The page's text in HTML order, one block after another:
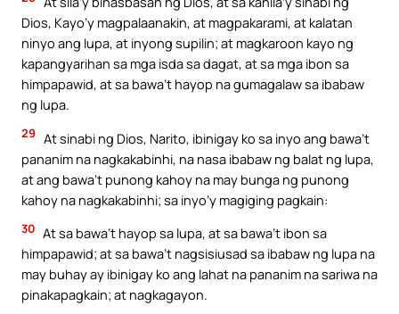
Dios, Kayo’y magpalaanakin, at magpakarami, at kalatan
ninyo ang lupa, at inyong supilin; at magkaroon kayo ng
kapangyarihan sa mga isda sa dagat, at sa mga ibon sa
himpapawid, at sa bawa’t hayop na gumagalaw sa ibabaw
ng lupa.
29 At sinabi ng Dios, Narito, ibinigay ko sa inyo ang bawa’t
pananim na nagkakabinhi, na nasa ibabaw ng balat ng lupa,
at ang bawa’t punong kahoy na may bunga ng punong
kahoy na nagkakabinhi; sa inyo’y magiging pagkain:
30 At sa bawa’t hayop sa lupa, at sa bawa’t ibon sa
himpapawid; at sa bawa’t nagsisiusad sa ibabaw ng lupa na
may buhay ay ibinigay ko ang lahat na pananim na sariwa na
pinakapagkain; at nagkagayon.